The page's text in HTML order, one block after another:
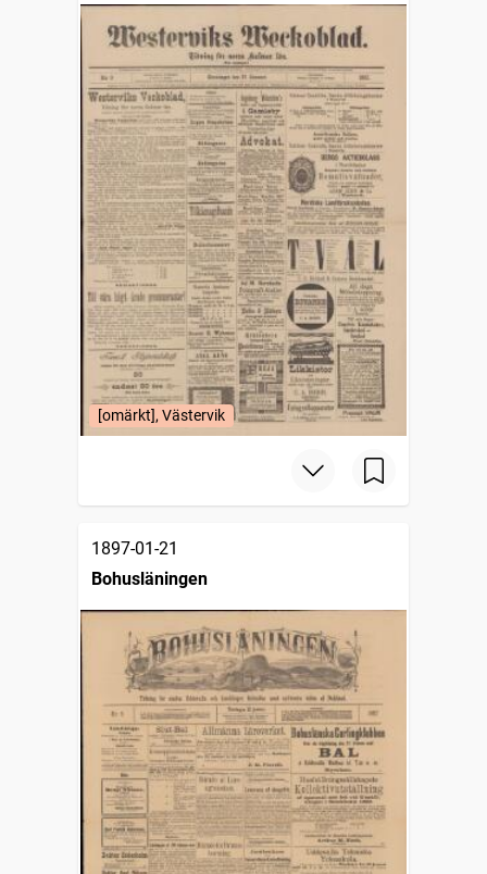
[omärkt], Västervik
1897-01-21
Bohusläningen